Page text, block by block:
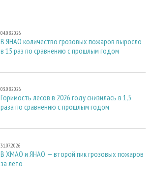
04.08.2026
В ЯНАО количество грозовых пожаров выросло
в 15 раз по сравнению с прошлым годом
03.08.2026
Горимость лесов в 2026 году снизилась в 1,5
раза по сравнению с прошлым годом
31.07.2026
В ХМАО и ЯНАО — второй пик грозовых пожаров
за лето